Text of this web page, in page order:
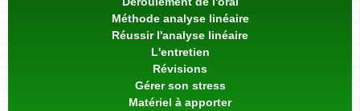
Méthode analyse linéaire
Réussir l'analyse linéaire
L'entretien
Révisions
Gérer son stress
Matériel à apporter